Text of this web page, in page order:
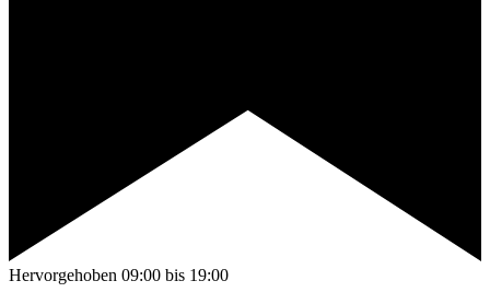
Hervorgehoben 09:00 bis 19:00